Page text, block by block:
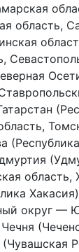
область,
область,
округ —